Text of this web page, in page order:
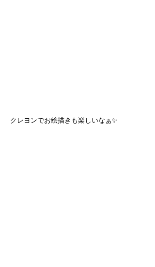
クレヨンでお絵描きも楽しいなぁ✨